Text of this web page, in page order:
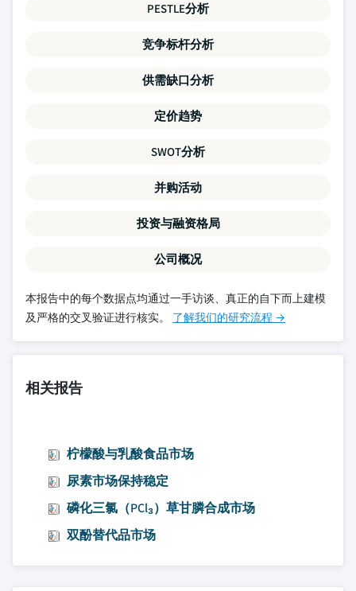
PESTLE分析
竞争标杆分析
供需缺口分析
定价趋势
SWOT分析
并购活动
投资与融资格局
公司概况
本报告中的每个数据点均通过一手访谈、真正的自下而上建模
及严格的交叉验证进行核实。 了解我们的研究流程 →
相关报告
柠檬酸与乳酸食品市场
尿素市场保持稳定
磷化三氯（PCl₃）草甘膦合成市场
双酚替代品市场